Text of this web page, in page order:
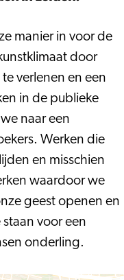
manier in voor de
door
verlenen en een
in de publieke
naar een
Werken die
en misschien
waardoor we
geest openen en
voor een
onderling.